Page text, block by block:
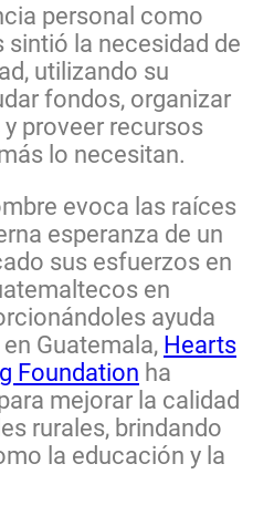
personal como
sintió la necesidad de
utilizando su
fondos, organizar
proveer recursos
lo necesitan.
evoca las raíces
esperanza de un
sus esfuerzos en
en
ayuda
Guatemala, Hearts
Foundation ha
mejorar la calidad
rurales, brindando
la educación y la